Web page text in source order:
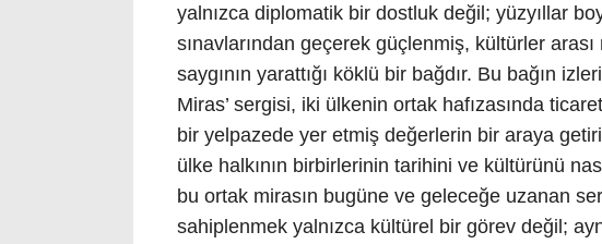
yalnızca diplomatik bir dostluk değil; yüzyıllar
sınavlarından geçerek güçlenmiş, kültürler arası
saygının yarattığı köklü bir bağdır. Bu bağın
Miras’ sergisi, iki ülkenin ortak hafızasında
bir yelpazede yer etmiş değerlerin bir araya
ülke halkının birbirlerinin tarihini ve kültürünü
bu ortak mirasın bugüne ve geleceğe uzanan
sahiplenmek yalnızca kültürel bir görev değil;